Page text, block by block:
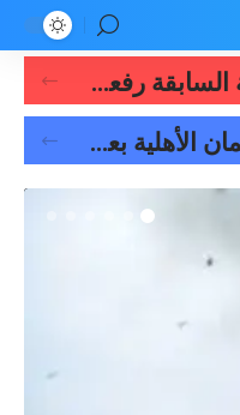
النائب طهبوب: الحكومة السابقة رفعت المديونية برقم مذهل بلغ نحو 11.30 مليار دينار خلال فترة ولايتها
فيديو لفرقة من طلبة عمان الأهلية بعنوان : ” دايماً بالعالي ، بنينا جيل ورا جيل “